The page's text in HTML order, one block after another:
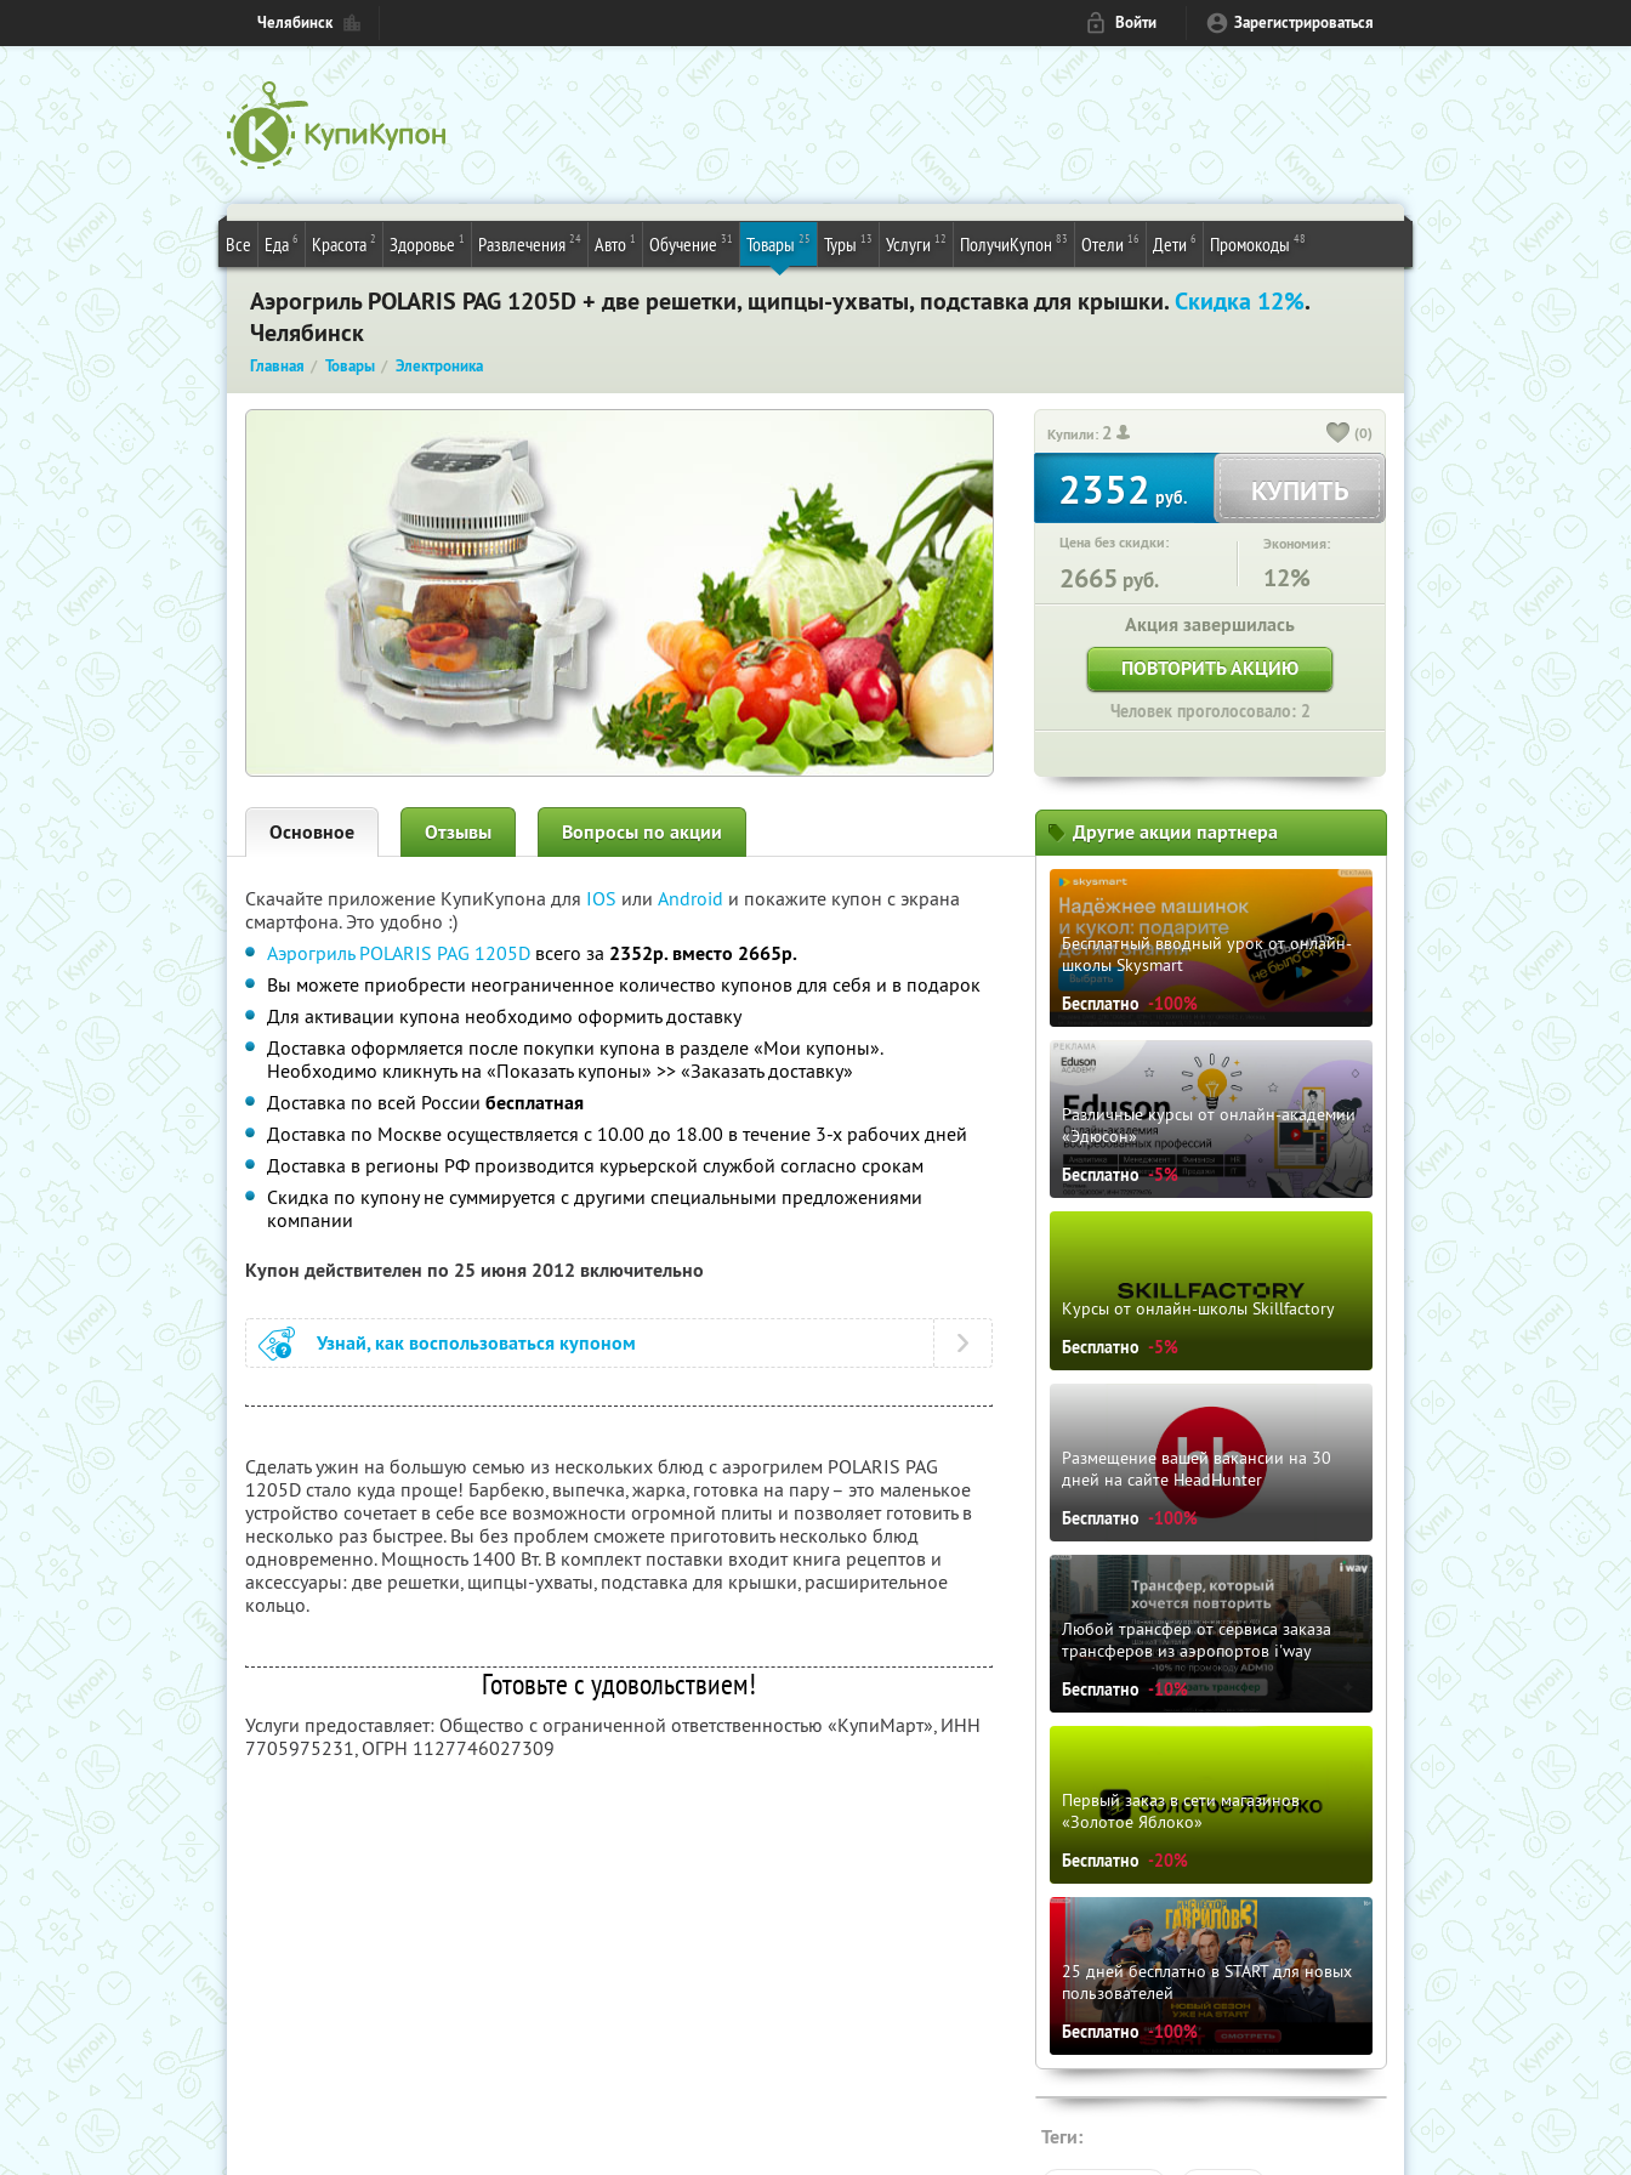
Челябинск Войти Зарегистрироваться
Все Еда 6 Красота 2 Здоровье 1 Развлечения 24 Авто 1 Обучение 31 Товары 25 Туры 13 Услуги 12 ПолучиКупон 83 Отели 16 Дети 6 Промокоды 48
Аэрогриль POLARIS PAG 1205D + две решетки, щипцы-ухваты, подставка для крышки.Скидка 12%.
Челябинск
Главная Товары Электроника
Купили: 2 (0)
2352руб. КУПИТЬ
Цена без скидки:
2665 руб.
Экономия:
12%
Акция завершилась
ПОВТОРИТЬ АКЦИЮ
Человек проголосовало: 2
Основное Отзывы Вопросы по акции
Скачайте приложение КупиКупона для IOS или Android и покажите купон с экрана
смартфона. Это удобно :)
Аэрогриль POLARIS PAG 1205D всего за 2352р. вместо 2665р.
Вы можете приобрести неограниченное количество купонов для себя и в подарок
Для активации купона необходимо оформить доставку
Доставка оформляется после покупки купона в разделе «Мои купоны».
Необходимо кликнуть на «Показать купоны» >> «Заказать доставку»
Доставка по всей России бесплатная
Доставка по Москве осуществляется с 10.00 до 18.00 в течение 3-х рабочих дней
Доставка в регионы РФ производится курьерской службой согласно срокам
Скидка по купону не суммируется с другими специальными предложениями
компании
Купон действителен по 25 июня 2012 включительно
Узнай, как воспользоваться купоном
Сделать ужин на большую семью из нескольких блюд с аэрогрилем POLARIS PAG
1205D стало куда проще! Барбекю, выпечка, жарка, готовка на пару – это маленькое
устройство сочетает в себе все возможности огромной плиты и позволяет готовить в
несколько раз быстрее. Вы без проблем сможете приготовить несколько блюд
одновременно. Мощность 1400 Вт. В комплект поставки входит книга рецептов и
аксессуары: две решетки, щипцы-ухваты, подставка для крышки, расширительное
кольцо.
Готовьте с удовольствием!
Услуги предоставляет: Общество с ограниченной ответственностью «КупиМарт», ИНН
7705975231, ОГРН 1127746027309
Другие акции партнера
Бесплатный вводный урок от онлайн-
школы Skysmart
Бесплатно -100%
Различные курсы от онлайн-академии
«Эдюсон»
Бесплатно -5%
Курсы от онлайн-школы Skillfactory
Бесплатно -5%
Размещение вашей вакансии на 30
дней на сайте HeadHunter
Бесплатно -100%
Любой трансфер от сервиса заказа
трансферов из аэропортов i'way
Бесплатно -10%
Первый заказ в сети магазинов
«Золотое Яблоко»
Бесплатно -20%
25 дней бесплатно в START для новых
пользователей
Бесплатно -100%
Теги: